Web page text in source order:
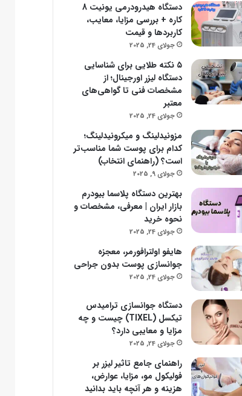
دستگاه هیدرودرمی یونیت 8
کاره + بررسی مزایا، معایب،
کاربردها و قیمت
جولای 24, 2025
۵ نکته طلایی برای شناسایی
دستگاه‌ لیزر اورجینال؛ از
مشخصات فنی تا گواهی‌های
معتبر
جولای 24, 2025
مزونیدلینگ و میکرونیدلینگ؛
کدام برای پوست شما مناسب‌تر
است؟ (راهنمای انتخاب)
جولای 9, 2025
بهترین دستگاه پلاسما بیودرم
بازار ایران | معرفی، مشخصات و
نحوه خرید
جولای 24, 2025
هایفو اولترافورمر، معجزه
جوانسازی پوست بدون جراحی
جولای 24, 2025
دستگاه جوانسازی ترامیدس
تیکسل (TIXEL) چیست و چه
مزایا و معایبی دارد؟
جولای 24, 2025
راهنمای جامع تاثیر لیزر بر
فولیکول مو، مزایا، عوارض،
هزینه و هر آنچه باید بدانید